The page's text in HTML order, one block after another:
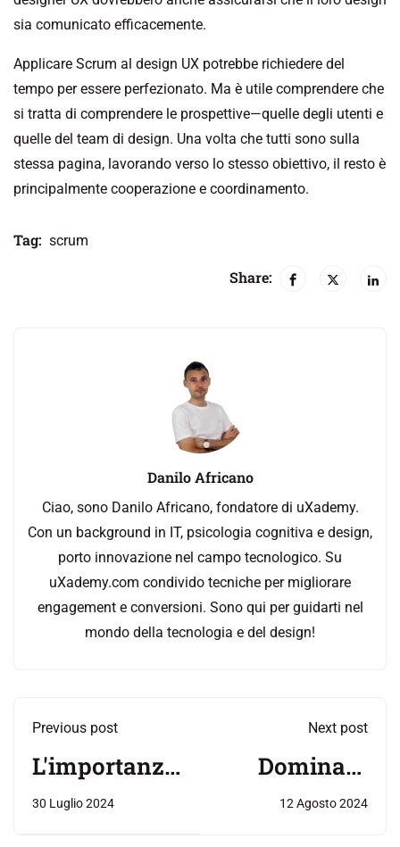
sia comunicato efficacemente.
Applicare Scrum al design UX potrebbe richiedere del
tempo per essere perfezionato. Ma è utile comprendere che
si tratta di comprendere le prospettive—quelle degli utenti e
quelle del team di design. Una volta che tutti sono sulla
stessa pagina, lavorando verso lo stesso obiettivo, il resto è
principalmente cooperazione e coordinamento.
Tag: scrum
Share:
Danilo Africano
Ciao, sono Danilo Africano, fondatore di uXademy.
Con un background in IT, psicologia cognitiva e design,
porto innovazione nel campo tecnologico. Su
uXademy.com condivido tecniche per migliorare
engagement e conversioni. Sono qui per guidarti nel
mondo della tecnologia e del design!
Previous post
L'importanza
del design
30 Luglio 2024
Next post
Dominare
Figma: i 10
12 Agosto 2024